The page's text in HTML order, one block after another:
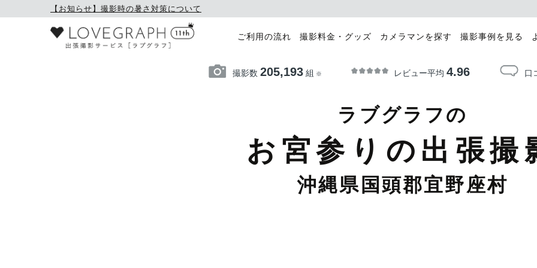
【お知らせ】撮影時の暑さ対策について
ご利用の流れ 撮影料金・グッズ カメラマンを探す 撮影事例を見る
撮影数 205,193組 ※ レビュー平均 4.96 口
ラブグラフの
お宮参りの出張撮
沖縄県国頭郡宜野座村